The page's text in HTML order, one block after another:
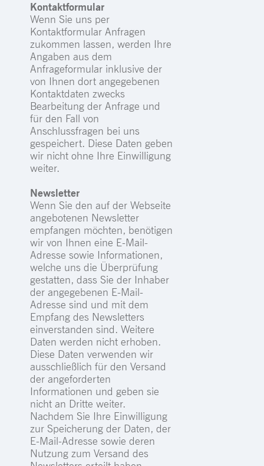
Kontaktformular
Wenn Sie uns per
Kontaktformular Anfragen
zukommen lassen, werden Ihre
Angaben aus dem
Anfrageformular inklusive der
von Ihnen dort angegebenen
Kontaktdaten zwecks
Bearbeitung der Anfrage und
für den Fall von
Anschlussfragen bei uns
gespeichert. Diese Daten geben
wir nicht ohne Ihre Einwilligung
weiter.
Newsletter
Wenn Sie den auf der Webseite
angebotenen Newsletter
empfangen möchten, benötigen
wir von Ihnen eine E-Mail-
Adresse sowie Informationen,
welche uns die Überprüfung
gestatten, dass Sie der Inhaber
der angegebenen E-Mail-
Adresse sind und mit dem
Empfang des Newsletters
einverstanden sind. Weitere
Daten werden nicht erhoben.
Diese Daten verwenden wir
ausschließlich für den Versand
der angeforderten
Informationen und geben sie
nicht an Dritte weiter.
Nachdem Sie Ihre Einwilligung
zur Speicherung der Daten, der
E-Mail-Adresse sowie deren
Nutzung zum Versand des